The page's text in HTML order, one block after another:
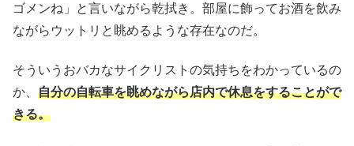
ゴメンね」と言いながら乾拭き。部屋に飾ってお酒を飲み
ながらウットリと眺めるような存在なのだ。
そういうおバカなサイクリストの気持ちをわかっているの
か、 自分の自転車を眺めながら店内で休息をすることがで
きる。